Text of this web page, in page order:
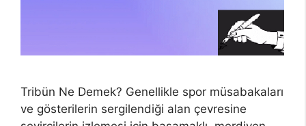
Tribün Ne Demek? Genellikle spor müsabakaları
ve gösterilerin sergilendiği alan çevresine